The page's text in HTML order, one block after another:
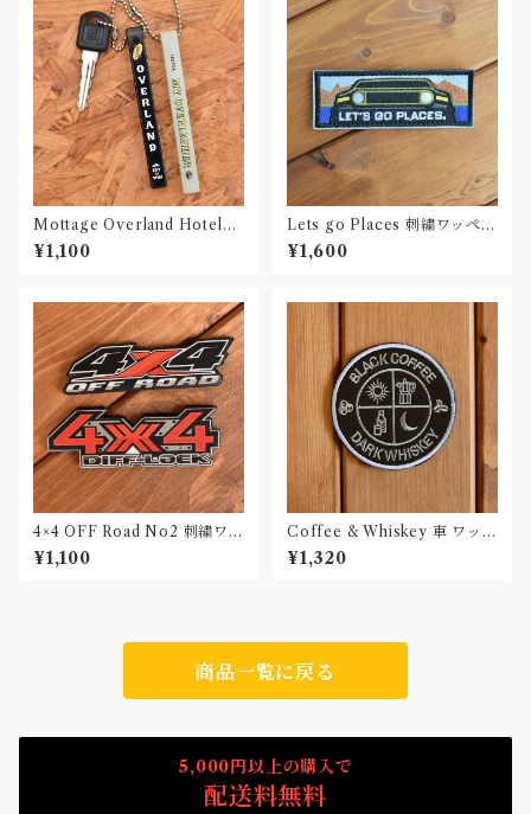
Mottage Overland Hotelキ
ーホルダー
¥1,100
Lets go Places 刺繍ワッペン
Patch
¥1,600
4×4 OFF Road No2 刺繍ワッ
ペン Patch
¥1,100
Coffee & Whiskey 車 ワッペ
ン カー パッチ
¥1,320
商品一覧に戻る
5,000円以上の購入で
配送料無料